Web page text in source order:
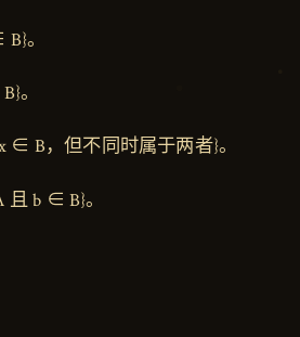
。
。
B，但不同时属于两者}。
且 b ∈ B}。